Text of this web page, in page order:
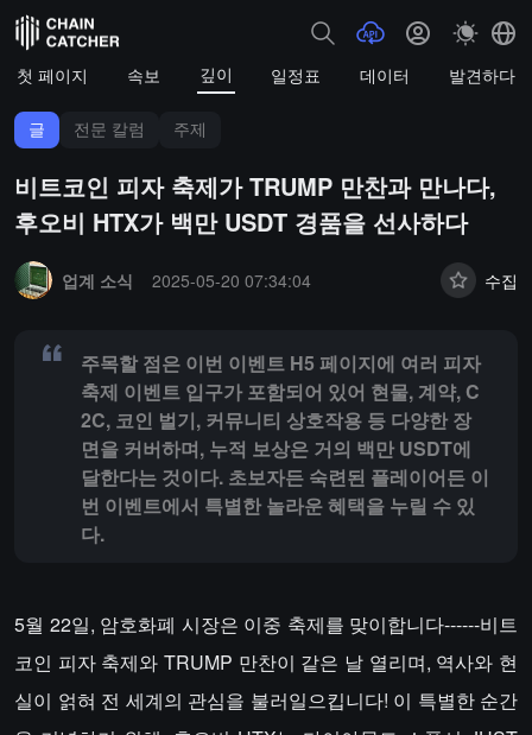
첫 페이지 속보 깊이 일정표 데이터 발견하다
글 전문 칼럼 주제
비트코인 피자 축제가 TRUMP 만찬과 만나다,
후오비 HTX가 백만 USDT 경품을 선사하다
업계 소식
2025-05-20 07:34:04 수집
주목할 점은 이번 이벤트 H5 페이지에 여러 피자
축제 이벤트 입구가 포함되어 있어 현물, 계약, C
2C, 코인 벌기, 커뮤니티 상호작용 등 다양한 장
면을 커버하며, 누적 보상은 거의 백만 USDT에
달한다는 것이다. 초보자든 숙련된 플레이어든 이
번 이벤트에서 특별한 놀라운 혜택을 누릴 수 있
다.
5월 22일, 암호화폐 시장은 이중 축제를 맞이합니다------비트
코인 피자 축제와 TRUMP 만찬이 같은 날 열리며, 역사와 현
실이 얽혀 전 세계의 관심을 불러일으킵니다! 이 특별한 순간